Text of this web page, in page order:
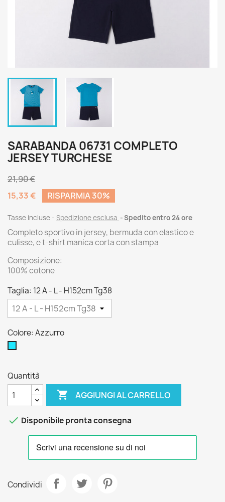
SARABANDA 06731 COMPLETO
JERSEY TURCHESE
21,90 €
15,33 €
RISPARMIA 30%
Tasse incluse Spedizione esclusa Spedito entro 24 ore
Completo sportivo in jersey, bermuda con elastico e
culisse, e t-shirt manica corta con stampa
Composizione:
100% cotone
Taglia: 12 A - L - H152cm Tg38
Colore: Azzurro
Quantità
 AGGIUNGI AL CARRELLO
 Disponibile pronta consegna
Condividi